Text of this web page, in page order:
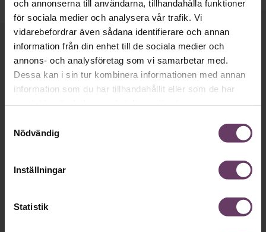
och annonserna till användarna, tillhandahålla funktioner
för sociala medier och analysera vår trafik. Vi
vidarebefordrar även sådana identifierare och annan
information från din enhet till de sociala medier och
annons- och analysföretag som vi samarbetar med.
Dessa kan i sin tur kombinera informationen med annan
information som du har tillhandahållit eller som de har
Nödvändig
Inställningar
Statistik
Håll dig uppdaterad med våra
nyhetsbrev!
Våra populära nyhetsbrev samlar varje
Chefakademin. Ledarskapsnytta och
och/eller HR. Missa inget – börja